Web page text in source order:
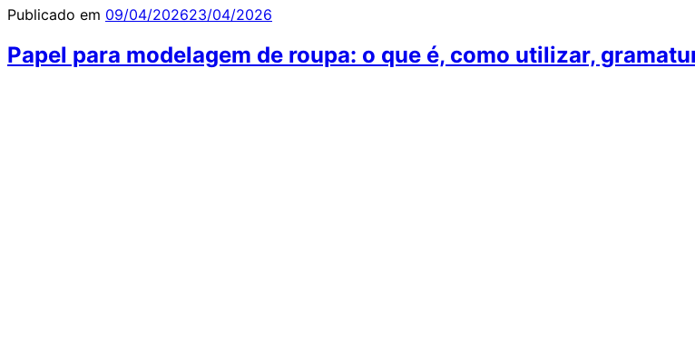
Publicado em 09/04/202623/04/2026
Papel para modelagem de roupa: o que é, como utilizar,